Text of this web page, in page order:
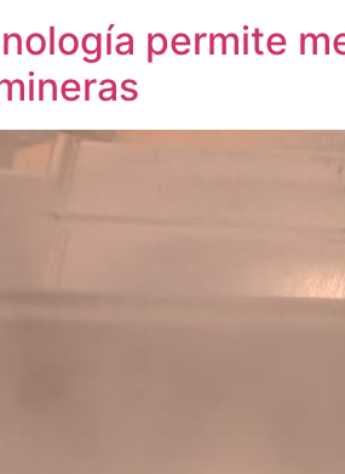
permite